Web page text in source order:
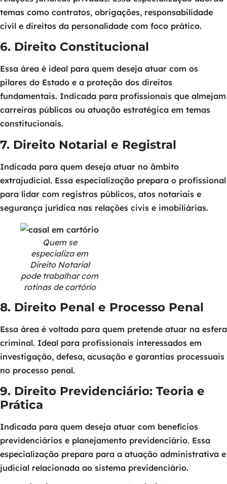
temas como contratos, obrigações, responsabilidade
civil e direitos da personalidade com foco prático.
6. Direito Constitucional
Essa área é ideal para quem deseja atuar com os
pilares do Estado e a proteção dos direitos
fundamentais. Indicada para profissionais que almejam
carreiras públicas ou atuação estratégica em temas
constitucionais.
7. Direito Notarial e Registral
Indicada para quem deseja atuar no âmbito
extrajudicial. Essa especialização prepara o profissional
para lidar com registros públicos, atos notariais e
segurança jurídica nas relações civis e imobiliárias.
Quem se
especializa em
Direito Notarial
pode trabalhar com
rotinas de cartório
8. Direito Penal e Processo Penal
Essa área é voltada para quem pretende atuar na esfera
criminal. Ideal para profissionais interessados em
investigação, defesa, acusação e garantias processuais
no processo penal.
9. Direito Previdenciário: Teoria e
Prática
Indicada para quem deseja atuar com benefícios
previdenciários e planejamento previdenciário. Essa
especialização prepara para a atuação administrativa e
judicial relacionada ao sistema previdenciário.